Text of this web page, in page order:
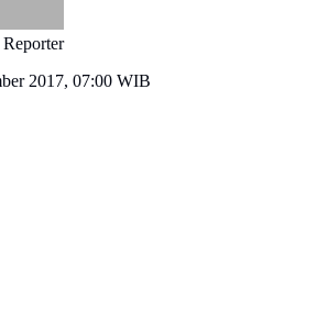
Reporter
2017, 07:00 WIB